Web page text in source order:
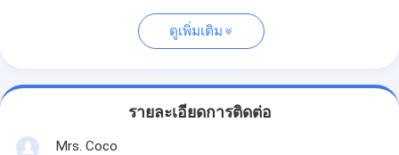
ดูเพิ่มเติม
รายละเอียดการติดต่อ
Mrs. Coco